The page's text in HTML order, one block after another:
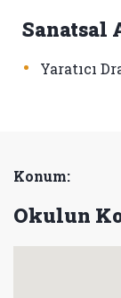
• Yaratıcı
Konum:
Okulun